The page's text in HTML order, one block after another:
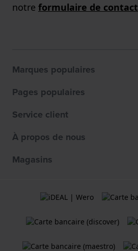
notre formulaire de contact
Marques populaires
Pages populaires
Service client
À propos de nous
Magasins